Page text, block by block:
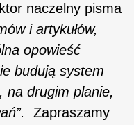
naczelny pisma
i artykułów,
opowieść
ie budują system
na drugim planie,
Zapraszamy